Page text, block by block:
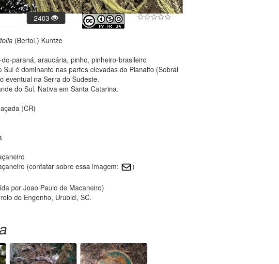
2403
(Bertol.) Kuntze
paraná, araucária, pinho, pinheiro-brasileiro
Sul é dominante nas partes elevadas do Planalto (Sobral
eventual na Serra do Sudeste.
do Sul. Nativa em Santa Catarina.
(CR)
(contatar sobre essa imagem:
)
por Joao Paulo de Macaneiro)
do Engenho, Urubici, SC.